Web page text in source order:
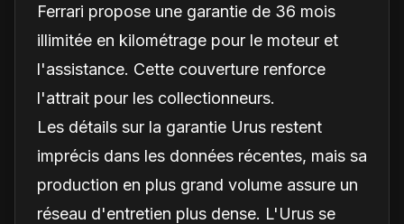
Ferrari propose une garantie de 36 mois
illimitée en kilométrage pour le moteur et
l'assistance. Cette couverture renforce
l'attrait pour les collectionneurs.
Les détails sur la garantie Urus restent
imprécis dans les données récentes, mais sa
production en plus grand volume assure un
réseau d'entretien plus dense. L'Urus se